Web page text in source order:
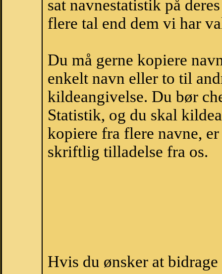
sat navnestatistik på
flere tal end dem vi har
Du må gerne kopiere
enkelt navn eller to til
kildeangivelse. Du bør
Statistik, og du skal
kopiere fra flere navne,
skriftlig tilladelse fra os.
Hvis du ønsker at